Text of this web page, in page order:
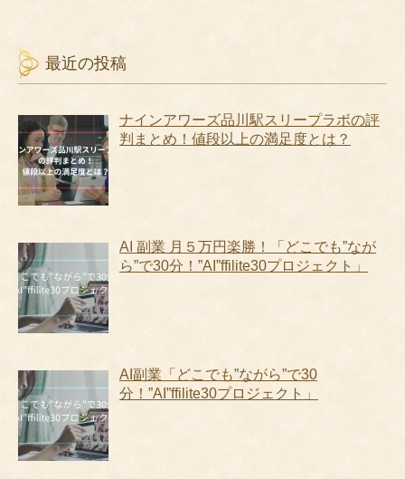
最近の投稿
ナインアワーズ品川駅スリープラボの評
判まとめ！値段以上の満足度とは？
AI 副業 月５万円楽勝！「どこでも”なが
ら”で30分！”AI”ffilite30プロジェクト」
AI副業「どこでも”ながら”で30
分！”AI”ffilite30プロジェクト」